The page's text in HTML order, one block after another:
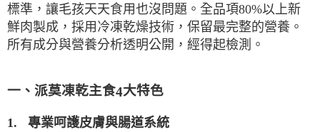
標準，讓毛孩天天食用也沒問題。全品項80%以上新
鮮肉製成，採用冷凍乾燥技術，保留最完整的營養。
所有成分與營養分析透明公開，經得起檢測。
一、派莫凍乾主食4大特色
1. 專業呵護皮膚與腸道系統